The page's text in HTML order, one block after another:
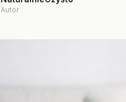
Autor